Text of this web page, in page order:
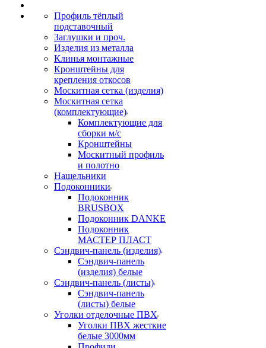
Профиль тёплый
подставочный
Заглушки и проч.
Изделия из металла
Клинья монтажные
Кронштейны для
крепления откосов
Москитная сетка (изделия)
Москитная сетка
(комплектующие)
Комплектующие для
сборки м/с
Кронштейны
Москитный профиль
и полотно
Нащельники
Подоконники
Подоконник
BRUSBOX
Подоконник DANKE
Подоконник
МАСТЕР ПЛАСТ
Сэндвич-панель (изделия)
Сэндвич-панель
(изделия) белые
Сэндвич-панель (листы)
Сэндвич-панель
(листы) белые
Уголки отделочные ПВХ
Уголки ПВХ жесткие
белые 3000мм